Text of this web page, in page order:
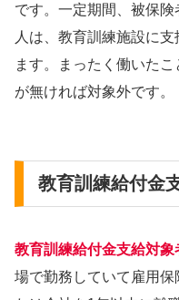
です。一定期間、被保
人は、教育訓練施設に
ます。まったく働いた
が無ければ対象外です。
教育訓練給付金
教育訓練給付金支給対象
場で勤務していて雇用